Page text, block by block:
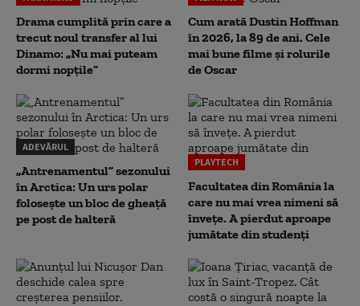
Drama cumplită prin care a
trecut noul transfer al lui
Dinamo: „Nu mai puteam
dormi nopțile”
Cum arată Dustin Hoffman
în 2026, la 89 de ani. Cele
mai bune filme și rolurile
de Oscar
ADEVĂRUL
„Antrenamentul” sezonului
în Arctica: Un urs polar
folosește un bloc de gheață
pe post de halteră
PLAYTECH
Facultatea din România la
care nu mai vrea nimeni să
înveţe. A pierdut aproape
jumătate din studenţi